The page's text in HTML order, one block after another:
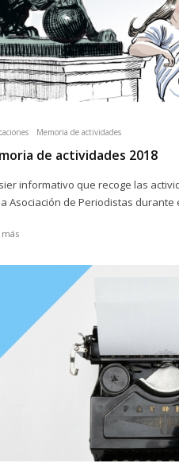
Memoria de actividades
de actividades 2018
informativo que recoge las
Asociación de Periodistas durante